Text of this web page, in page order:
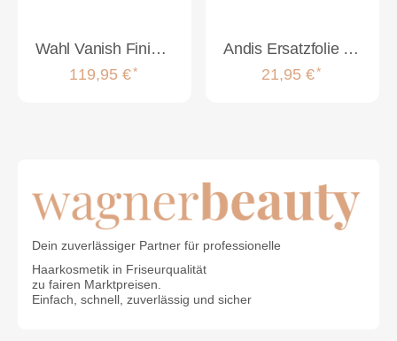
Wahl Vanish Finishing Tool
119,95 €*
Andis Ersatzfolie für Andis Profoil TS1 und TS2
21,95 €*
Dein zuverlässiger Partner für professionelle
Haarkosmetik in Friseurqualität
zu fairen Marktpreisen.
Einfach, schnell, zuverlässig und sicher